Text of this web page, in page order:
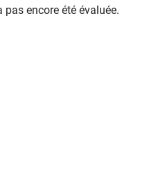
pas encore été évaluée.